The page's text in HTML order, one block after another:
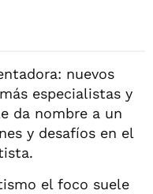
nuevos
especialistas y
da nombre a un
y desafíos en el
el foco suele